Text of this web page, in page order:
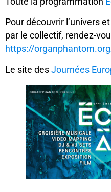
Pour découvrir l’univers
par le collectif, rendez-
https://
Le site des Journées